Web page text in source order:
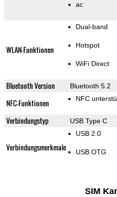
ac
WLAN-Funktionen
Dual-band
Hotspot
WiFi Direct
Bluetooth Version Bluetooth 5.2
NFC-Funktionen NFC
Verbindungstyp USB Type C
Verbindungsmerkmale
USB 2.0
USB OTG
SIM